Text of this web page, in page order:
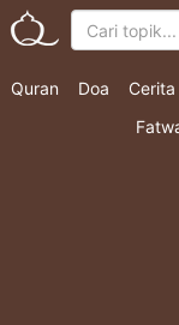
Quran Doa